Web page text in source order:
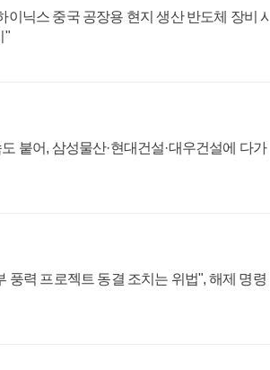
이닉스 중국 공장용 현지 생산 반도체 장비 시
"
붙어, 삼성물산·현대건설·대우건설에 다가
풍력 프로젝트 동결 조치는 위법", 해제 명령